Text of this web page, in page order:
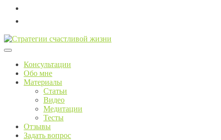
Menu
Консультации
Обо мне
Материалы
Статьи
Видео
Медитации
Тесты
Отзывы
Задать вопрос